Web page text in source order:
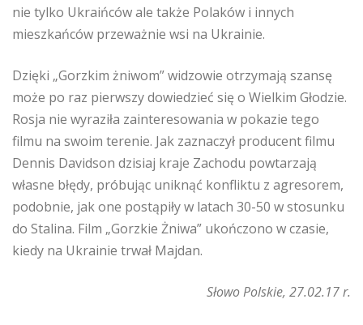
nie tylko Ukraińców ale także Polaków i innych
mieszkańców przeważnie wsi na Ukrainie.
Dzięki „Gorzkim żniwom” widzowie otrzymają szansę
może po raz pierwszy dowiedzieć się o Wielkim Głodzie.
Rosja nie wyraziła zainteresowania w pokazie tego
filmu na swoim terenie. Jak zaznaczył producent filmu
Dennis Davidson dzisiaj kraje Zachodu powtarzają
własne błędy, próbując uniknąć konfliktu z agresorem,
podobnie, jak one postąpiły w latach 30-50 w stosunku
do Stalina. Film „Gorzkie Żniwa” ukończono w czasie,
kiedy na Ukrainie trwał Majdan.
Słowo Polskie, 27.02.17 r.